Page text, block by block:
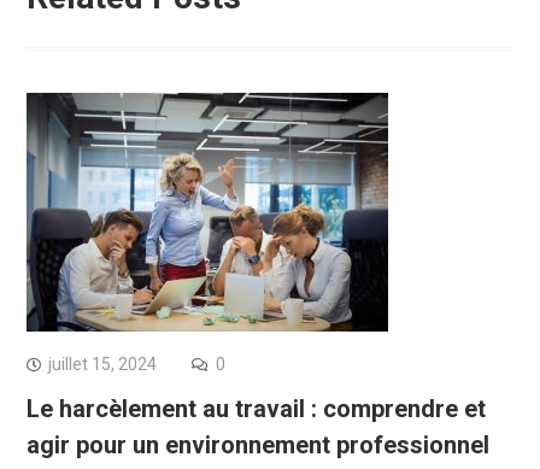
juillet 15, 2024 0
Le harcèlement au travail : comprendre et
agir pour un environnement professionnel